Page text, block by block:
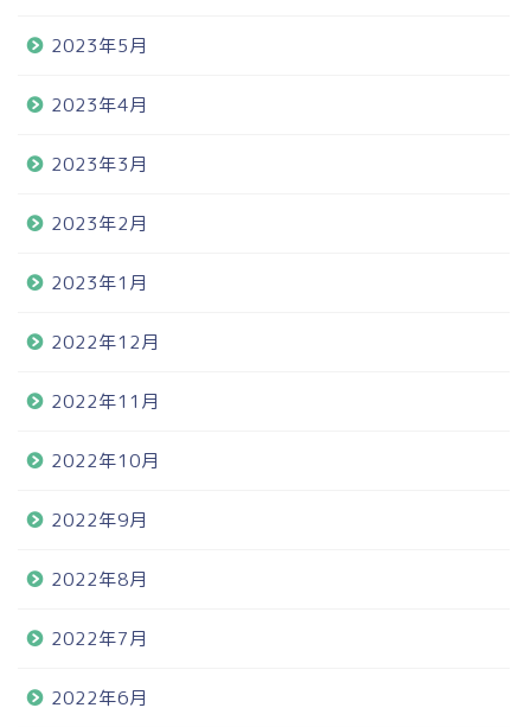
2023年5月
2023年4月
2023年3月
2023年2月
2023年1月
2022年12月
2022年11月
2022年10月
2022年9月
2022年8月
2022年7月
2022年6月